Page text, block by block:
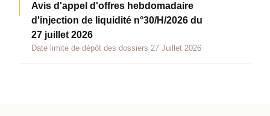
Avis d'appel d'offres hebdomadaire
d'injection de liquidité n°30/H/2026 du
27 juillet 2026
Date limite de dépôt des dossiers 27 Juillet 2026